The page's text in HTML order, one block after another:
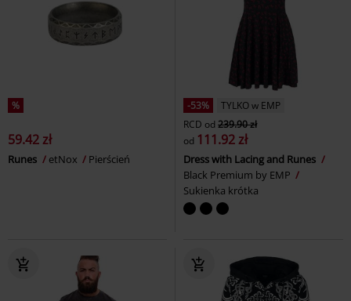
%
59.42 zł
Runes etNox Pierścień
-53%
TYLKO w EMP
RCD od 239.90 zł
od 111.92 zł
Dress with Lacing and Runes
Black Premium by EMP
Sukienka krótka